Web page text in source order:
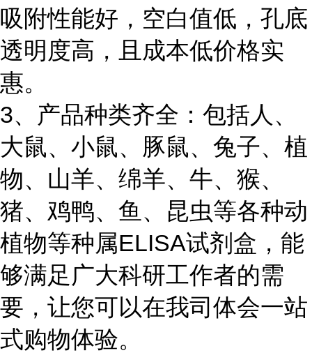
吸附性能好，空白值低，孔底
透明度高，且成本低价格实
惠。
3、产品种类齐全：包括人、
大鼠、小鼠、豚鼠、兔子、植
物、山羊、绵羊、牛、猴、
猪、鸡鸭、鱼、昆虫等各种动
植物等种属ELISA试剂盒，能
够满足广大科研工作者的需
要，让您可以在我司体会一站
式购物体验。